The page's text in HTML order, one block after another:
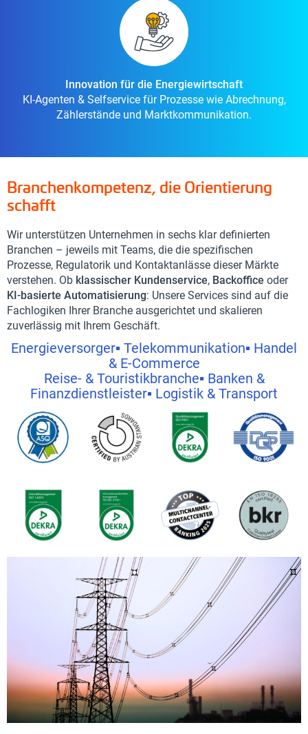
Innovation für die Energiewirtschaft
KI-Agenten & Selfservice für Prozesse wie Abrechnung,
Zählerstände und Marktkommunikation.
Branchenkompetenz, die Orientierung
schafft
Wir unterstützen Unternehmen in sechs klar definierten
Branchen – jeweils mit Teams, die die spezifischen
Prozesse, Regulatorik und Kontaktanlässe dieser Märkte
verstehen. Ob klassischer Kundenservice, Backoffice oder
KI-basierte Automatisierung: Unsere Services sind auf die
Fachlogiken Ihrer Branche ausgerichtet und skalieren
zuverlässig mit Ihrem Geschäft.
Energieversorger▪️ Telekommunikation▪️ Handel
& E-Commerce
Reise- & Touristikbranche▪️ Banken &
Finanzdienstleister▪️ Logistik & Transport